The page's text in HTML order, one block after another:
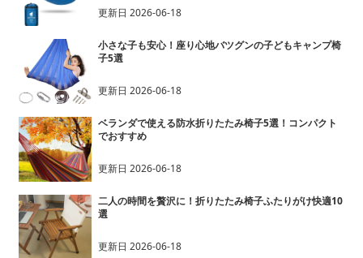
更新日 2026-06-18
小さな子も安心！座り心地バツグンの子どもキャンプ椅
子5選
更新日 2026-06-18
ベランダで使える防水折りたたみ椅子5選！コンパクト
でおすすめ
更新日 2026-06-18
二人の時間を贅沢に！折りたたみ椅子ふたりがけ快適10
選
更新日 2026-06-18